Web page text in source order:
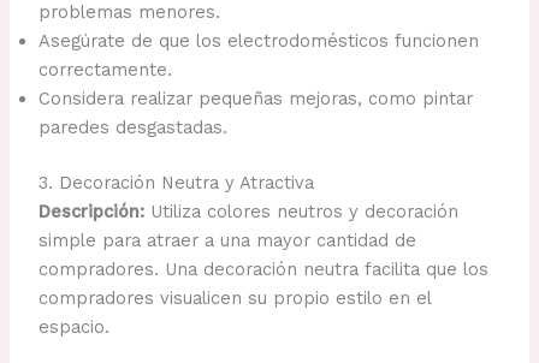
problemas menores.
Asegúrate de que los electrodomésticos funcionen
correctamente.
Considera realizar pequeñas mejoras, como pintar
paredes desgastadas.
3. Decoración Neutra y Atractiva
Descripción:Utiliza colores neutros y decoración
simple para atraer a una mayor cantidad de
compradores. Una decoración neutra facilita que los
compradores visualicen su propio estilo en el
espacio.